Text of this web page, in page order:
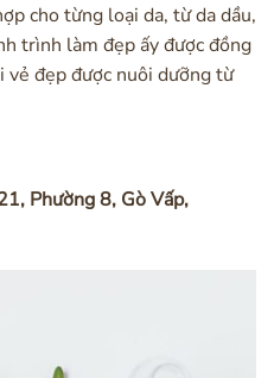
cho từng loại da, từ da dầu,
trình làm đẹp ấy được đồng
vẻ đẹp được nuôi dưỡng từ
Phường 8, Gò Vấp,